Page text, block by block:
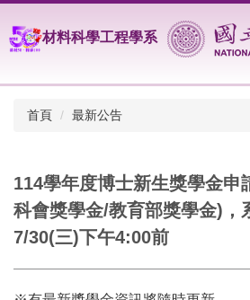
到
主
內
材料科學工程學系
首頁 最新公告
114學年度博士新生獎學金申
科會獎學金/教育部獎學金)，
7/30(三)下午4:00前